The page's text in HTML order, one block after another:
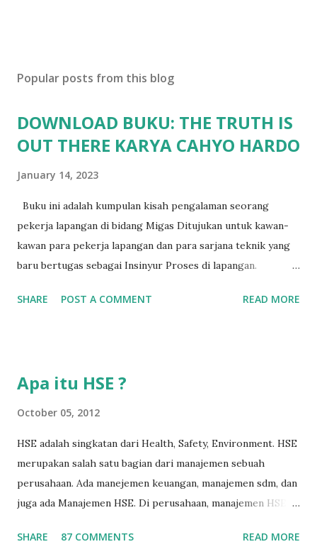
Popular posts from this blog
DOWNLOAD BUKU: THE TRUTH IS
OUT THERE KARYA CAHYO HARDO
January 14, 2023
Buku ini adalah kumpulan kisah pengalaman seorang
pekerja lapangan di bidang Migas Ditujukan untuk kawan-
kawan para pekerja lapangan dan para sarjana teknik yang
baru bertugas sebagai Insinyur Proses di lapangan.
jurusan Teknik Kimia dan langsung berhadapan dengan
suatu permasalahan dengan cepat, dan terkadang butuh
lama bekerja di front line operation – dalam hal
troubleshooting – semakin memperkaya kita dalam
memahami permasalahan-permasalahan proses berikutnya.
Menurut hemat saya, masalah-masalah troubleshooting
sederhana, namun terkadang menjadi ruwet karena tidak
SHARE POST A COMMENT READ MORE
Apa itu HSE ?
October 05, 2012
HSE adalah singkatan dari Health, Safety, Environment. HSE
merupakan salah satu bagian dari manajemen sebuah
perusahaan. Ada manejemen keuangan, manajemen sdm, dan
juga ada Manajemen HSE. Di perusahaan, manajemen HSE
bertugas untuk merencanakan, melaksanakan, dan
SHARE 87 COMMENTS READ MORE